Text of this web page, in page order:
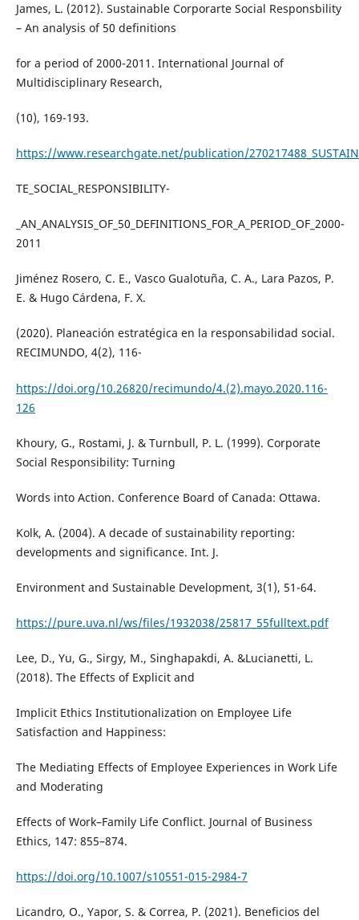
James, L. (2012). Sustainable Corporarte Social Responsbility
– An analysis of 50 definitions
for a period of 2000-2011. International Journal of
Multidisciplinary Research,
(10), 169-193.
https://www.researchgate.net/publication/
TE_SOCIAL_RESPONSIBILITY-
_AN_ANALYSIS_OF_50_DEFINITIONS_FOR_A_PERIOD_OF_2000-
2011
Jiménez Rosero, C. E., Vasco Gualotuña, C. A., Lara Pazos, P.
E. & Hugo Cárdena, F. X.
(2020). Planeación estratégica en la responsabilidad social.
RECIMUNDO, 4(2), 116-
https://doi.org/10.26820/recimundo/4.(2).mayo.2020.116-
126
Khoury, G., Rostami, J. & Turnbull, P. L. (1999). Corporate
Social Responsibility: Turning
Words into Action. Conference Board of Canada: Ottawa.
Kolk, A. (2004). A decade of sustainability reporting:
developments and significance. Int. J.
Environment and Sustainable Development, 3(1), 51-64.
https://pure.uva.nl/ws/files/1932038/25817_55fulltext.pdf
Lee, D., Yu, G., Sirgy, M., Singhapakdi, A. &Lucianetti, L.
(2018). The Effects of Explicit and
Implicit Ethics Institutionalization on Employee Life
Satisfaction and Happiness:
The Mediating Effects of Employee Experiences in Work Life
and Moderating
Effects of Work–Family Life Conflict. Journal of Business
Ethics, 147: 855–874.
https://doi.org/10.1007/s10551-015-2984-7
Licandro, O., Yapor, S. & Correa, P. (2021). Beneficios del